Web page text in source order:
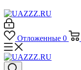
Отложенные 0